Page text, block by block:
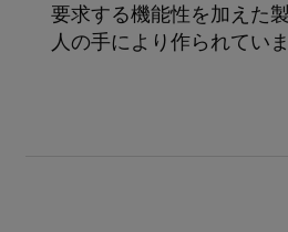
要求する機能性を加えた
人の手により作られていま